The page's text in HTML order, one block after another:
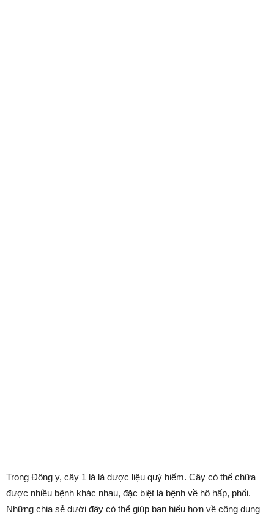
Trong Đông y, cây 1 lá là dược liệu quý hiếm. Cây có thể chữa
được nhiều bệnh khác nhau, đặc biệt là bệnh về hô hấp, phổi.
Những chia sẻ dưới đây có thể giúp bạn hiểu hơn về công dụng